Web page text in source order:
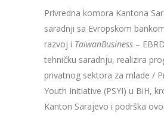
Privredna komora Kantona
saradnji sa Evropskom
razvoj i TaiwanBusiness –
tehničku saradnju, realizira
privatnog sektora za mlade /
Youth Initiative (PSYI) u BiH,
Kanton Sarajevo i podrška